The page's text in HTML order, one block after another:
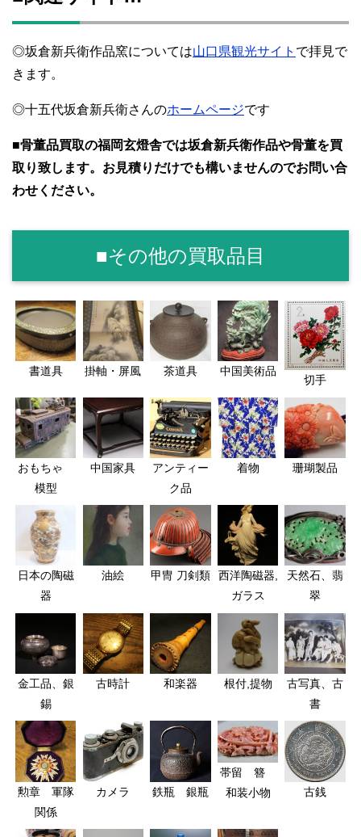
◎坂倉新兵衛作品窯については山口県観光サイト で拝見で
きます。
◎十五代坂倉新兵衛さんのホームページです
■骨董品買取の福岡玄燈舎では坂倉新兵衛作品や骨董を買
取り致します。お見積りだけでも構いませんのでお問い合
わせください。
■その他の買取品目
書道具 掛軸・屏風 茶道具 中国美術品
切手
おもちゃ
模型
中国家具
アンティー
ク品
着物 珊瑚製品
日本の陶磁
器
油絵 甲冑 刀剣類
西洋陶磁器,
ガラス
天然石、翡
翠
金工品、銀
錫
古時計 和楽器 根付,提物
古写真、古
書
勲章 軍隊
関係
カメラ 鉄瓶 銀瓶
帯留 簪
和装小物
古銭